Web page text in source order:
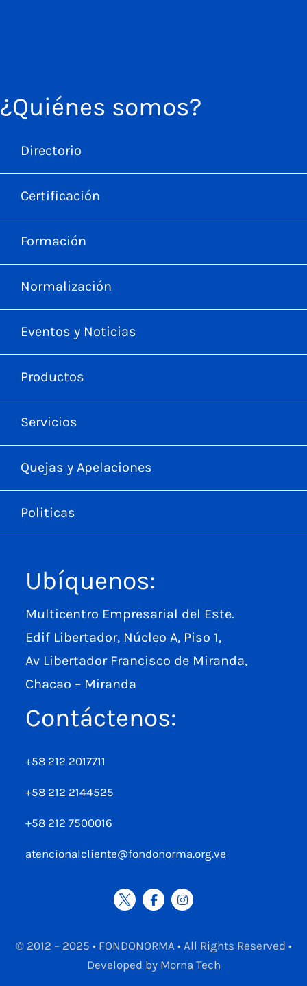
¿Quiénes somos?
Directorio
Certificación
Formación
Normalización
Eventos y Noticias
Productos
Servicios
Quejas y Apelaciones
Politicas
Ubíquenos:
Multicentro Empresarial del Este.
Edif Libertador, Núcleo A, Piso 1,
Av Libertador Francisco de Miranda,
Chacao – Miranda
Contáctenos:
+58 212 2017711
+58 212 2144525
+58 212 7500016
atencionalcliente@fondonorma.org.ve
© 2012 – 2025 • FONDONORMA • All Rights Reserved •
Developed by Morna Tech